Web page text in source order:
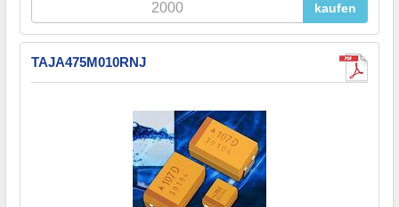
kaufen
TAJA475M010RNJ